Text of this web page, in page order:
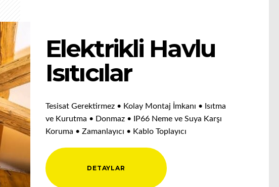
Elektrikli Havlu
Isıtıcılar
Tesisat Gerektirmez • Kolay Montaj İmkanı • Isıtma
ve Kurutma • Donmaz • IP66 Neme ve Suya Karşı
Koruma • Zamanlayıcı • Kablo Toplayıcı
DETAYLAR